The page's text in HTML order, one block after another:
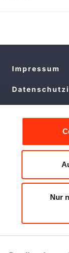
Nur
Impressum
Rechtliche
Camping